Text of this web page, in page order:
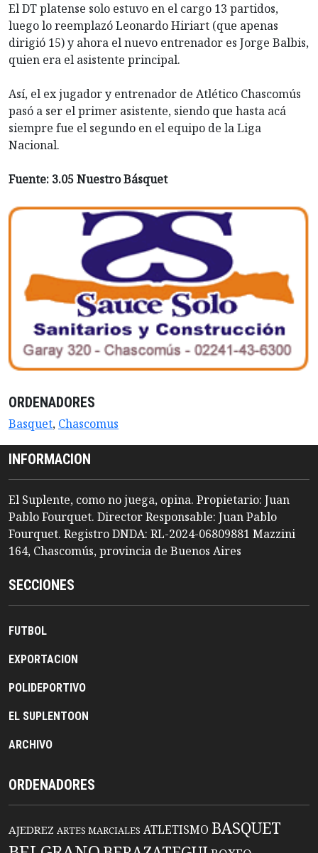
El DT platense solo estuvo en el cargo 13 partidos,
luego lo reemplazó Leonardo Hiriart (que apenas
dirigió 15) y ahora el nuevo entrenador es Jorge Balbis,
quien era el asistente principal.
Así, el ex jugador y entrenador de Atlético Chascomús
pasó a ser el primer asistente, siendo que hasta acá
siempre fue el segundo en el equipo de la Liga
Nacional.
Fuente: 3.05 Nuestro Básquet
ORDENADORES
Basquet, Chascomus
INFORMACION
El Suplente, como no juega, opina. Propietario: Juan
Pablo Fourquet. Director Responsable: Juan Pablo
Fourquet. Registro DNDA: RL-2024-06809881 Mazzini
164, Chascomús, provincia de Buenos Aires
SECCIONES
FUTBOL
EXPORTACION
POLIDEPORTIVO
EL SUPLENTOON
ARCHIVO
ORDENADORES
AJEDREZ ARTES MARCIALES ATLETISMO BASQUET